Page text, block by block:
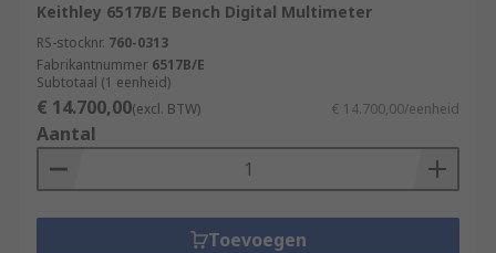
Keithley 6517B/E Bench Digital Multimeter
RS-stocknr. 760-0313
Fabrikantnummer 6517B/E
Subtotaal (1 eenheid)
€ 14.700,00(excl. BTW) € 14.700,00/eenheid
Aantal
Toevoegen